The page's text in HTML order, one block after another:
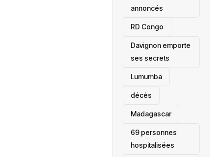
annoncés
‎RD Congo
Davignon emporte
ses secrets
Lumumba
décès
‎Madagascar
69 personnes
hospitalisées